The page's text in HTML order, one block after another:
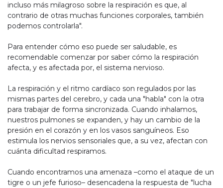
incluso más milagroso sobre la respiración es que, al
contrario de otras muchas funciones corporales, también
podemos controlarla".
Para entender cómo eso puede ser saludable, es
recomendable comenzar por saber cómo la respiración
afecta, y es afectada por, el sistema nervioso.
La respiración y el ritmo cardíaco son regulados por las
mismas partes del cerebro, y cada una "habla" con la otra
para trabajar de forma sincronizada. Cuando inhalamos,
nuestros pulmones se expanden, y hay un cambio de la
presión en el corazón y en los vasos sanguíneos. Eso
estimula los nervios sensoriales que, a su vez, afectan con
cuánta dificultad respiramos.
Cuando encontramos una amenaza –como el ataque de un
tigre o un jefe furioso– desencadena la respuesta de "lucha